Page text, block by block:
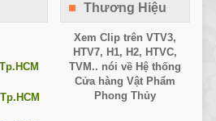
Thương Hiệu
Xem Clip trên VTV3,
HTV7, H1, H2, HTVC,
TVM.. nói về Hệ thống
Cửa hàng Vật Phẩm
Phong Thủy